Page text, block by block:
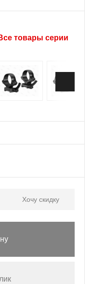
товары серии
Хочу скидку